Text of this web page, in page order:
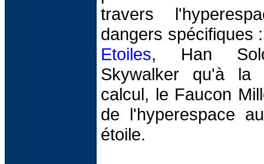
travers
dangers spécifiques
Etoiles, Han
Skywalker qu'à la
calcul, le Faucon
de l'hyperespace
étoile.